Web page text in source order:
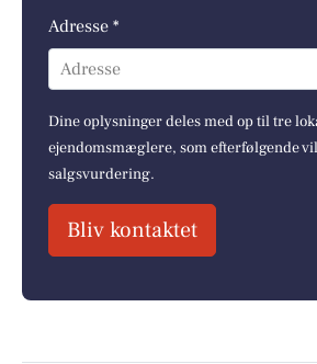
Adresse *
Adresse
Dine oplysninger deles med op til tre
ejendomsmæglere, som efterfølgende
salgsvurdering.
Bliv kontaktet